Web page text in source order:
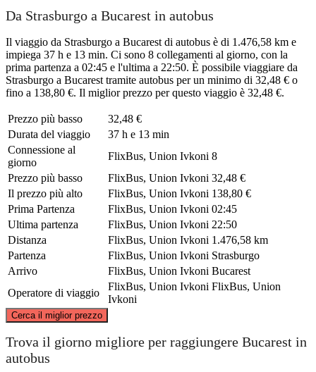
Da Strasburgo a Bucarest in autobus
Il viaggio da Strasburgo a Bucarest di autobus è di 1.476,58 km e
impiega 37 h e 13 min. Ci sono 8 collegamenti al giorno, con la
prima partenza a 02:45 e l'ultima a 22:50. È possibile viaggiare da
Strasburgo a Bucarest tramite autobus per un minimo di 32,48 € o
fino a 138,80 €. Il miglior prezzo per questo viaggio è 32,48 €.
Prezzo più basso
32,48 €
Durata del viaggio
37 h e 13 min
Connessione al
giorno
FlixBus, Union Ivkoni 8
Prezzo più basso
FlixBus, Union Ivkoni 32,48 €
Il prezzo più alto
FlixBus, Union Ivkoni 138,80 €
Prima Partenza
FlixBus, Union Ivkoni 02:45
Ultima partenza
FlixBus, Union Ivkoni 22:50
Distanza
FlixBus, Union Ivkoni 1.476,58 km
Partenza
FlixBus, Union Ivkoni Strasburgo
Arrivo
FlixBus, Union Ivkoni Bucarest
Operatore di viaggio
FlixBus, Union Ivkoni FlixBus, Union
Ivkoni
Cerca il miglior prezzo
Strasbourg
Trova il giorno migliore per raggiungere Bucarest in
autobus